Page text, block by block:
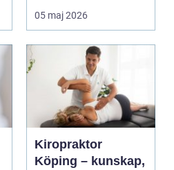
på egen hand. För
mån...
05 maj 2026
Kiropraktor
Köping – kunskap,